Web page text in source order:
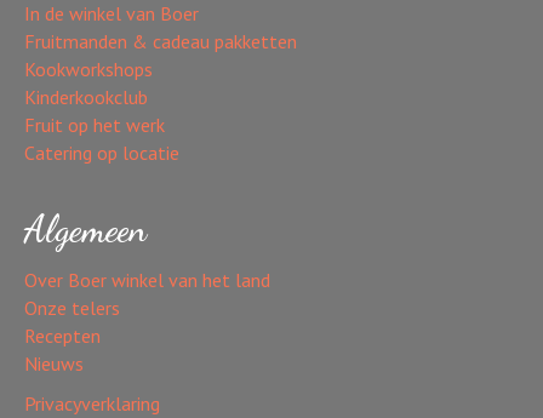
In de winkel van Boer
Fruitmanden & cadeau pakketten
Kookworkshops
Kinderkookclub
Fruit op het werk
Catering op locatie
Algemeen
Over Boer winkel van het land
Onze telers
Recepten
Nieuws
Privacyverklaring